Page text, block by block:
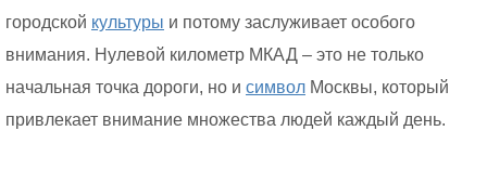
городской культуры и потому заслуживает особого
внимания. Нулевой километр МКАД – это не только
начальная точка дороги, но и символ Москвы, который
привлекает внимание множества людей каждый день.